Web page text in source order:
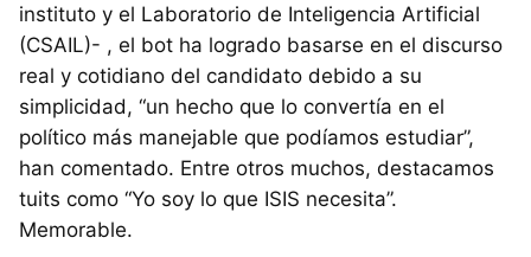
instituto y el Laboratorio de Inteligencia Artificial
(CSAIL)- , el bot ha logrado basarse en el discurso
real y cotidiano del candidato debido a su
simplicidad, “un hecho que lo convertía en el
político más manejable que podíamos estudiar”,
han comentado. Entre otros muchos, destacamos
tuits como “Yo soy lo que ISIS necesita”.
Memorable.